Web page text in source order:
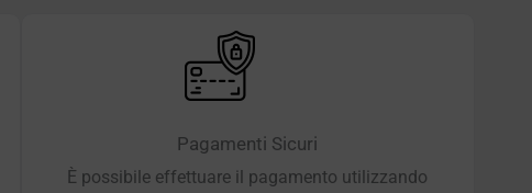
Pagamenti Sicuri
È possibile effettuare il pagamento utilizzando